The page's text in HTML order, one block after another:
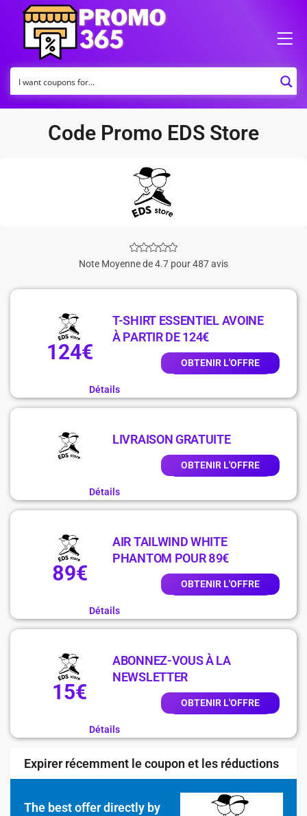
Code Promo EDS Store
Note Moyenne de 4.7 pour 487 avis
124€
T-SHIRT ESSENTIEL AVOINE
À PARTIR DE 124€
OBTENIR L'OFFRE
Détails
LIVRAISON GRATUITE
OBTENIR L'OFFRE
Détails
89€
AIR TAILWIND WHITE
PHANTOM POUR 89€
OBTENIR L'OFFRE
Détails
15€
ABONNEZ-VOUS À LA
NEWSLETTER
OBTENIR L'OFFRE
Détails
Expirer récemment le coupon et les réductions
The best offer directly by